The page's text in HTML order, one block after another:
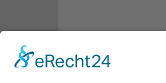
Schulferien